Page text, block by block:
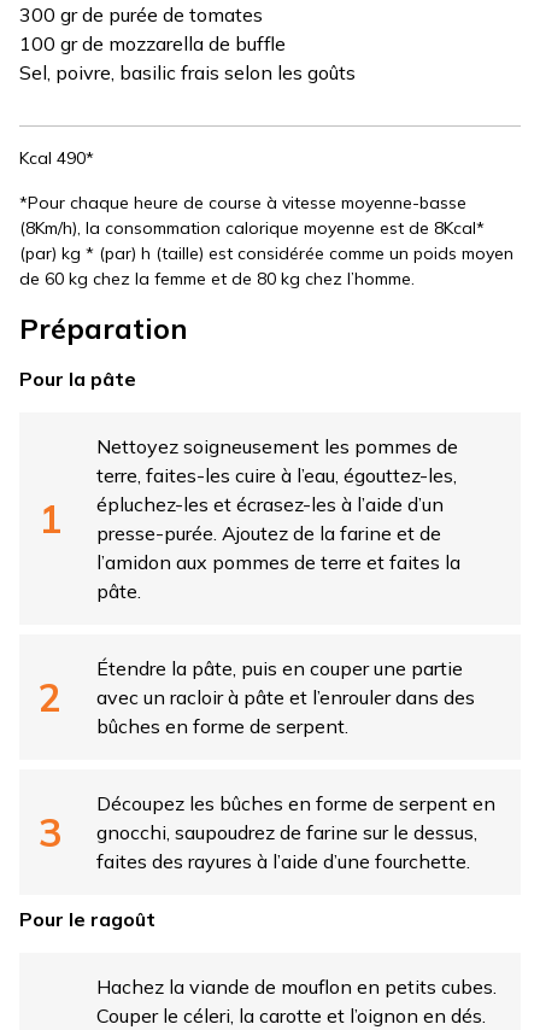
300 gr de purée de tomates
100 gr de mozzarella de buffle
Sel, poivre, basilic frais selon les goûts
Kcal 490*
*Pour chaque heure de course à vitesse moyenne-basse
(8Km/h), la consommation calorique moyenne est de 8Kcal*
(par) kg * (par) h (taille) est considérée comme un poids moyen
de 60 kg chez la femme et de 80 kg chez l’homme.
Préparation
Pour la pâte
Nettoyez soigneusement les pommes de
terre, faites-les cuire à l’eau, égouttez-les,
épluchez-les et écrasez-les à l’aide d’un
presse-purée. Ajoutez de la farine et de
l’amidon aux pommes de terre et faites la
pâte.
Étendre la pâte, puis en couper une partie
avec un racloir à pâte et l’enrouler dans des
bûches en forme de serpent.
Découpez les bûches en forme de serpent en
gnocchi, saupoudrez de farine sur le dessus,
faites des rayures à l’aide d’une fourchette.
Pour le ragoût
Hachez la viande de mouflon en petits cubes.
Couper le céleri, la carotte et l’oignon en dés.